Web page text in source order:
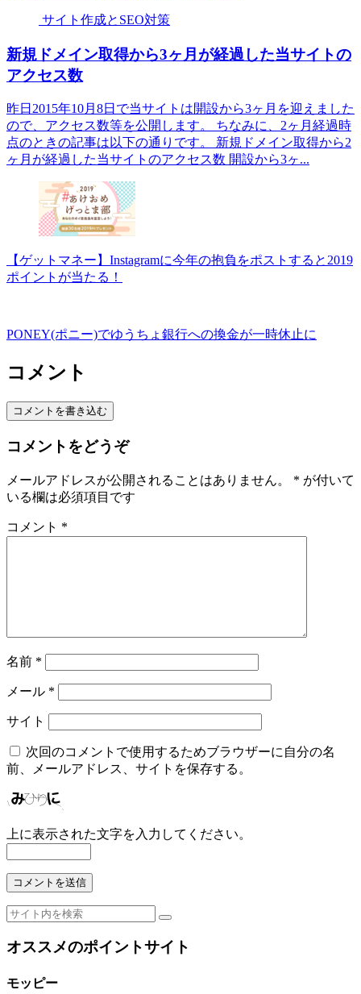
サイト作成とSEO対策
新規ドメイン取得から3ヶ月が経過した当サイトの
アクセス数
昨日2015年10月8日で当サイトは開設から3ヶ月を迎えました
ので、アクセス数等を公開します。 ちなみに、2ヶ月経過時
点のときの記事は以下の通りです。 新規ドメイン取得から2
ヶ月が経過した当サイトのアクセス数 開設から3ヶ...
【ゲットマネー】Instagramに今年の抱負をポストすると2019
ポイントが当たる！
PONEY(ポニー)でゆうちょ銀行への換金が一時休止に
コメント
コメントを書き込む
コメントをどうぞ
メールアドレスが公開されることはありません。 * が付いて
いる欄は必須項目です
コメント *
名前 *
メール *
サイト
次回のコメントで使用するためブラウザーに自分の名
前、メールアドレス、サイトを保存する。
上に表示された文字を入力してください。
オススメのポイントサイト
モッピー